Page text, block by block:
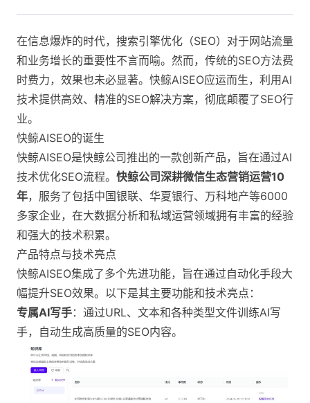
在信息爆炸的时代，搜索引擎优化（SEO）对于网站流量
和业务增长的重要性不言而喻。然而，传统的SEO方法费
时费力，效果也未必显著。快鲸AISEO应运而生，利用AI
技术提供高效、精准的SEO解决方案，彻底颠覆了SEO行
业。
快鲸AISEO的诞生
快鲸AISEO是快鲸公司推出的一款创新产品，旨在通过AI
技术优化SEO流程。 快鲸公司深耕微信生态营销运营10
年，服务了包括中国银联、华夏银行、万科地产等6000
多家企业，在大数据分析和私域运营领域拥有丰富的经验
和强大的技术积累​。
产品特点与技术亮点
快鲸AISEO集成了多个先进功能，旨在通过自动化手段大
幅提升SEO效果。以下是其主要功能和技术亮点：
专属AI写手：通过URL、文本和各种类型文件训练AI写
手，自动生成高质量的SEO内容​。